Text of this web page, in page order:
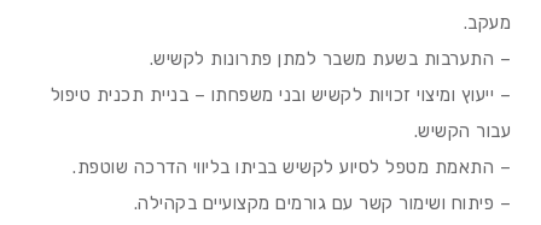
מעקב.
– התערבות בשעת משבר למתן פתרונות לקשיש.
– ייעוץ ומיצוי זכויות לקשיש ובני משפחתו – בניית תכנית טיפול
עבור הקשיש.
– התאמת מטפל לסיוע לקשיש בביתו בליווי הדרכה שוטפת.
– פיתוח ושימור קשר עם גורמים מקצועיים בקהילה.